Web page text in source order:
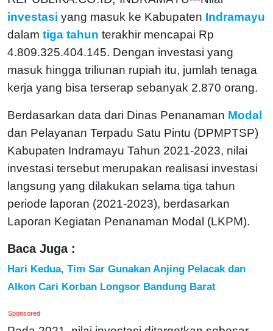
investasi yang masuk ke Kabupaten Indramayu
dalam tiga tahun terakhir mencapai Rp
4.809.325.404.145. Dengan investasi yang
masuk hingga triliunan rupiah itu, jumlah tenaga
kerja yang bisa terserap sebanyak 2.870 orang.
Berdasarkan data dari Dinas Penanaman Modal
dan Pelayanan Terpadu Satu Pintu (DPMPTSP)
Kabupaten Indramayu Tahun 2021-2023, nilai
investasi tersebut merupakan realisasi investasi
langsung yang dilakukan selama tiga tahun
periode laporan (2021-2023), berdasarkan
Laporan Kegiatan Penanaman Modal (LKPM).
Baca Juga :
Hari Kedua, Tim Sar Gunakan Anjing Pelacak dan
Alkon Cari Korban Longsor Bandung Barat
Sponsored